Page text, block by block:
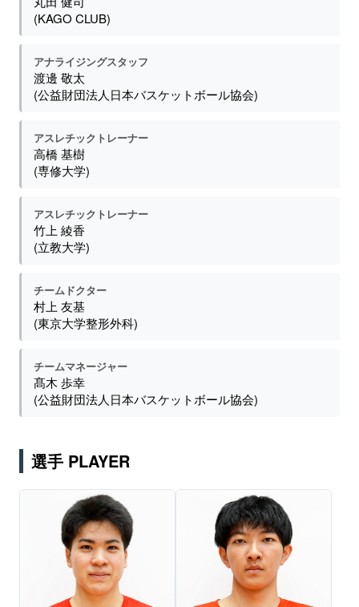
(KAGO CLUB)
アナライジングスタッフ
渡邊 敬太
(公益財団法人日本バスケットボール協会)
アスレチックトレーナー
高橋 基樹
(専修大学)
アスレチックトレーナー
竹上 綾香
(立教大学)
チームドクター
村上 友基
(東京大学整形外科)
チームマネージャー
髙木 歩幸
(公益財団法人日本バスケットボール協会)
選手 PLAYER